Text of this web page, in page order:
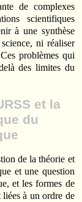
de complexes
scientifiques
à une synthèse
ni réaliser
problèmes qui
des limites du
et la
du
de la théorie et
et une question
et les formes de
à un ordre de